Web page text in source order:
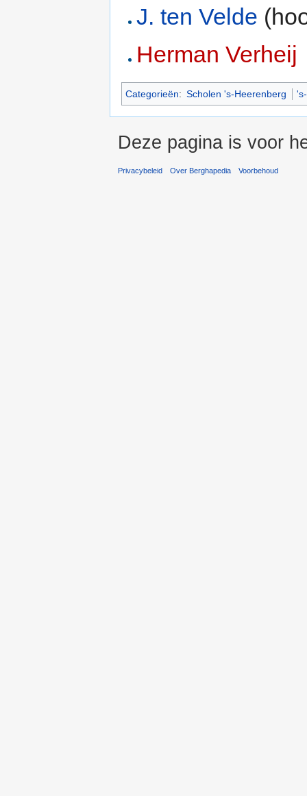
J. ten Velde
Herman Verheij
Categorieën: Scholen 's-Heerenberg
Deze pagina is voor
Privacybeleid Over Berghapedia Voorbehoud